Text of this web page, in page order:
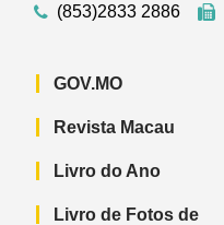
(853)2833 2886
GOV.MO
Revista Macau
Livro do Ano
Livro de Fotos de